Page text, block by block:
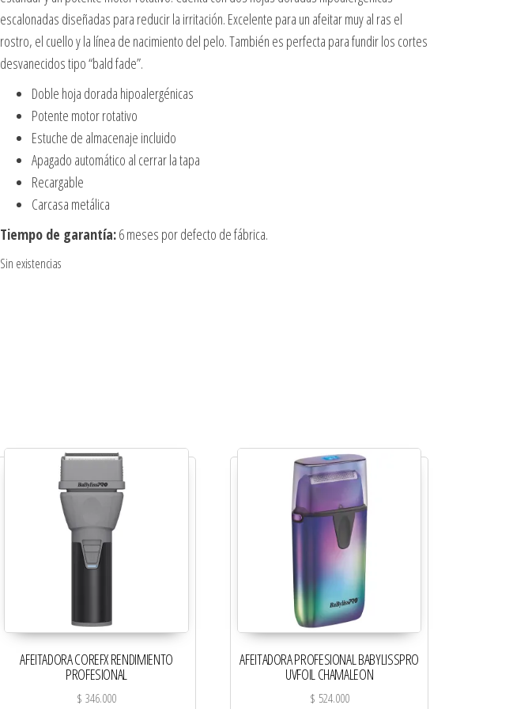
escalonadas diseñadas para reducir la irritación. Excelente para un afeitar muy al ras el
rostro, el cuello y la línea de nacimiento del pelo. También es perfecta para fundir los cortes
desvanecidos tipo “bald fade”.
Doble hoja dorada hipoalergénicas
Potente motor rotativo
Estuche de almacenaje incluido
Apagado automático al cerrar la tapa
Recargable
Carcasa metálica
Tiempo de garantía:6 meses por defecto de fábrica.
Sin existencias
AFEITADORA COREFX RENDIMIENTO
PROFESIONAL
$ 346.000
AFEITADORA PROFESIONAL BABYLISSPRO
UVFOIL CHAMALEON
$ 524.000